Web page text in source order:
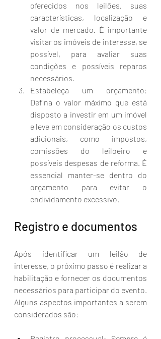
oferecidos nos leilões, suas
características, localização e
valor de mercado. É importante
visitar os imóveis de interesse, se
possível, para avaliar suas
condições e possíveis reparos
necessários.
Estabeleça um orçamento:
Defina o valor máximo que está
disposto a investir em um imóvel
e leve em consideração os custos
adicionais, como impostos,
comissões do leiloeiro e
possíveis despesas de reforma. É
essencial manter-se dentro do
orçamento para evitar o
endividamento excessivo.
Registro e documentos
Após identificar um leilão de
interesse, o próximo passo é realizar a
habilitação e fornecer os documentos
necessários para participar do evento.
Alguns aspectos importantes a serem
considerados são: